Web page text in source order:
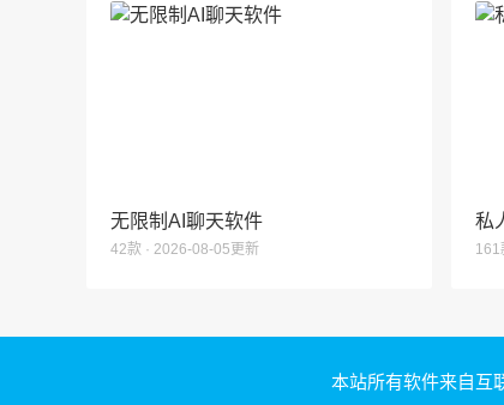
无限制AI聊天软件
42款 · 2026-08-05更新
私
161
本站所有软件来自互